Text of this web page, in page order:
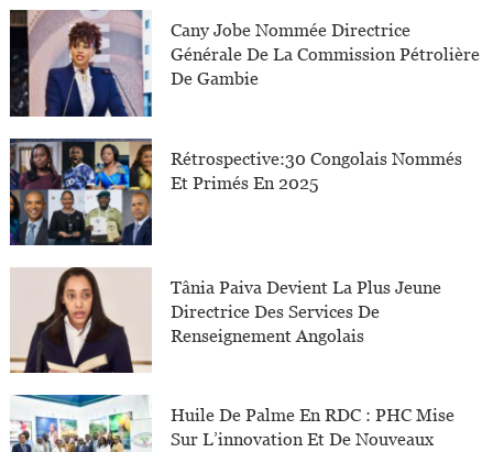
Cany Jobe Nommée Directrice
Générale De La Commission Pétrolière
De Gambie
Rétrospective:30 Congolais Nommés
Et Primés En 2025
Tânia Paiva Devient La Plus Jeune
Directrice Des Services De
Renseignement Angolais
Huile De Palme En RDC : PHC Mise
Sur L’innovation Et De Nouveaux